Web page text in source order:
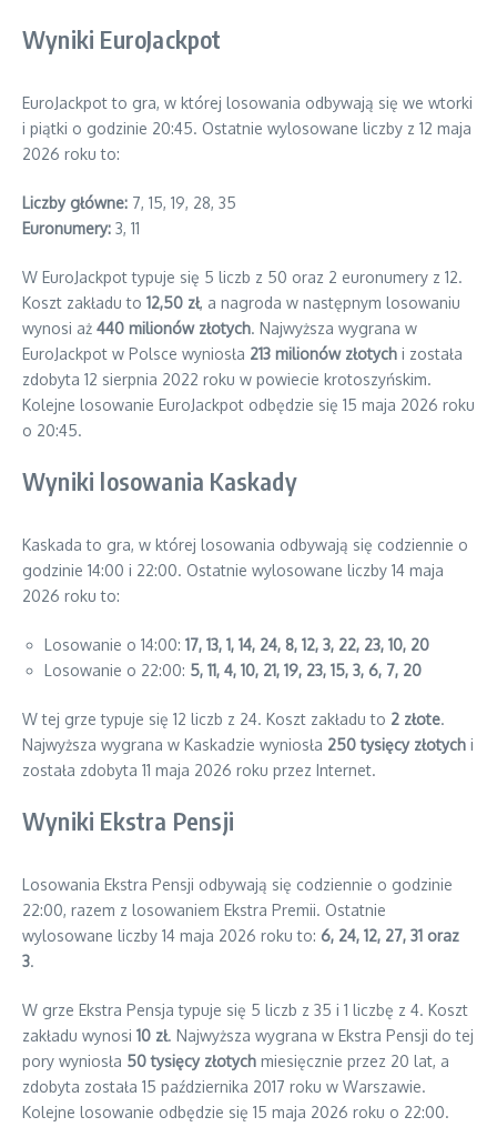
Wyniki EuroJackpot
EuroJackpot to gra, w której losowania odbywają się we wtorki
i piątki o godzinie 20:45. Ostatnie wylosowane liczby z 12 maja
2026 roku to:
Liczby główne: 7, 15, 19, 28, 35
Euronumery: 3, 11
W EuroJackpot typuje się 5 liczb z 50 oraz 2 euronumery z 12.
Koszt zakładu to 12,50 zł, a nagroda w następnym losowaniu
wynosi aż 440 milionów złotych. Najwyższa wygrana w
EuroJackpot w Polsce wyniosła 213 milionów złotych i została
zdobyta 12 sierpnia 2022 roku w powiecie krotoszyńskim.
Kolejne losowanie EuroJackpot odbędzie się 15 maja 2026 roku
o 20:45.
Wyniki losowania Kaskady
Kaskada to gra, w której losowania odbywają się codziennie o
godzinie 14:00 i 22:00. Ostatnie wylosowane liczby 14 maja
2026 roku to:
Losowanie o 14:00: 17, 13, 1, 14, 24, 8, 12, 3, 22, 23, 10, 20
Losowanie o 22:00: 5, 11, 4, 10, 21, 19, 23, 15, 3, 6, 7, 20
W tej grze typuje się 12 liczb z 24. Koszt zakładu to 2 złote.
Najwyższa wygrana w Kaskadzie wyniosła 250 tysięcy złotych i
została zdobyta 11 maja 2026 roku przez Internet.
Wyniki Ekstra Pensji
Losowania Ekstra Pensji odbywają się codziennie o godzinie
22:00, razem z losowaniem Ekstra Premii. Ostatnie
wylosowane liczby 14 maja 2026 roku to: 6, 24, 12, 27, 31 oraz
3.
W grze Ekstra Pensja typuje się 5 liczb z 35 i 1 liczbę z 4. Koszt
zakładu wynosi 10 zł. Najwyższa wygrana w Ekstra Pensji do tej
pory wyniosła 50 tysięcy złotych miesięcznie przez 20 lat, a
zdobyta została 15 października 2017 roku w Warszawie.
Kolejne losowanie odbędzie się 15 maja 2026 roku o 22:00.